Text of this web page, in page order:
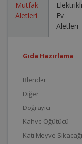
Mutfak
Aletleri
Elektrikli
Ev
Aletleri
Gıda Hazırlama
Blender
Diğer
Doğrayıcı
Kahve Öğütücü
Katı Meyve Sıkacağı